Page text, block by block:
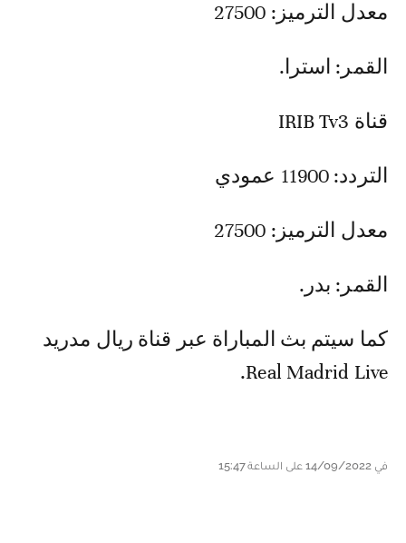
معدل الترميز: 27500
القمر: استرا.
قناة IRIB Tv3
التردد: 11900 عمودي
معدل الترميز: 27500
القمر: بدر.
كما سيتم بث المباراة عبر قناة ريال مدريد
Real Madrid Live.
في 14/09/2022 على الساعة 15:47